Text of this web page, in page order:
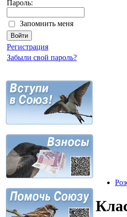
Пароль:
Запомнить меня
Регистрация
Забыли свой пароль?